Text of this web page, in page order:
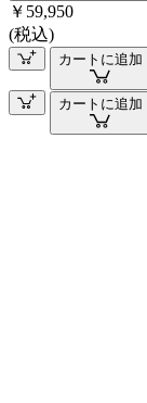
￥59,950
(税込)
カートに追加
カートに追加